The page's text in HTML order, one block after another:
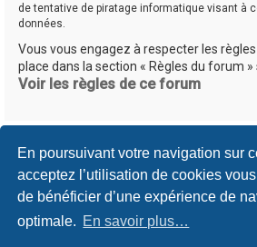
En poursuivant votre navigation sur
acceptez l’utilisation de cookies
de bénéficier d’une expérience de
optimale. En savoir plus…
de tentative de piratage informatique visant à
données.
Vous vous engagez à respecter les
place dans la section « Règles du forum »
Voir les règles de ce forum